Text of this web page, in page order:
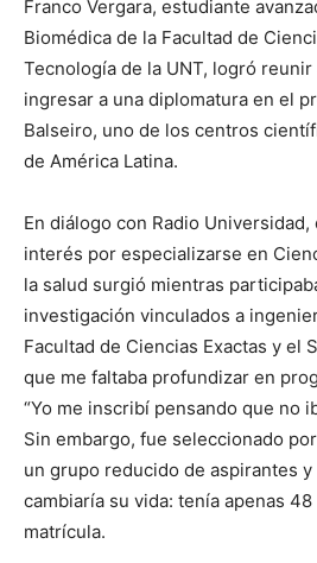
Franco Vergara, estudiante
Biomédica de la Facultad de
Tecnología de la UNT, logró
ingresar a una diplomatura en el
Balseiro, uno de los centros
de América Latina.
En diálogo con Radio
interés por especializarse en
la salud surgió mientras
investigación vinculados a
Facultad de Ciencias Exactas y el
que me faltaba profundizar en
“Yo me inscribí pensando que no
Sin embargo, fue seleccionado
un grupo reducido de aspirantes
cambiaría su vida: tenía apenas
matrícula.